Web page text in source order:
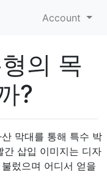
Account
의 목
?
막대를 통해 특수 박
간 삽입 이미지는 디자
렀으며 어디서 얻을